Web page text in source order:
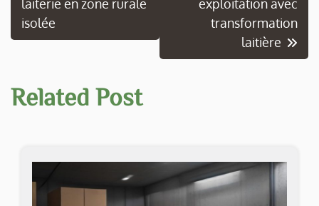
de
l’article
laiterie en zone rurale
isolée
exploitation avec
transformation
laitière
Related Post